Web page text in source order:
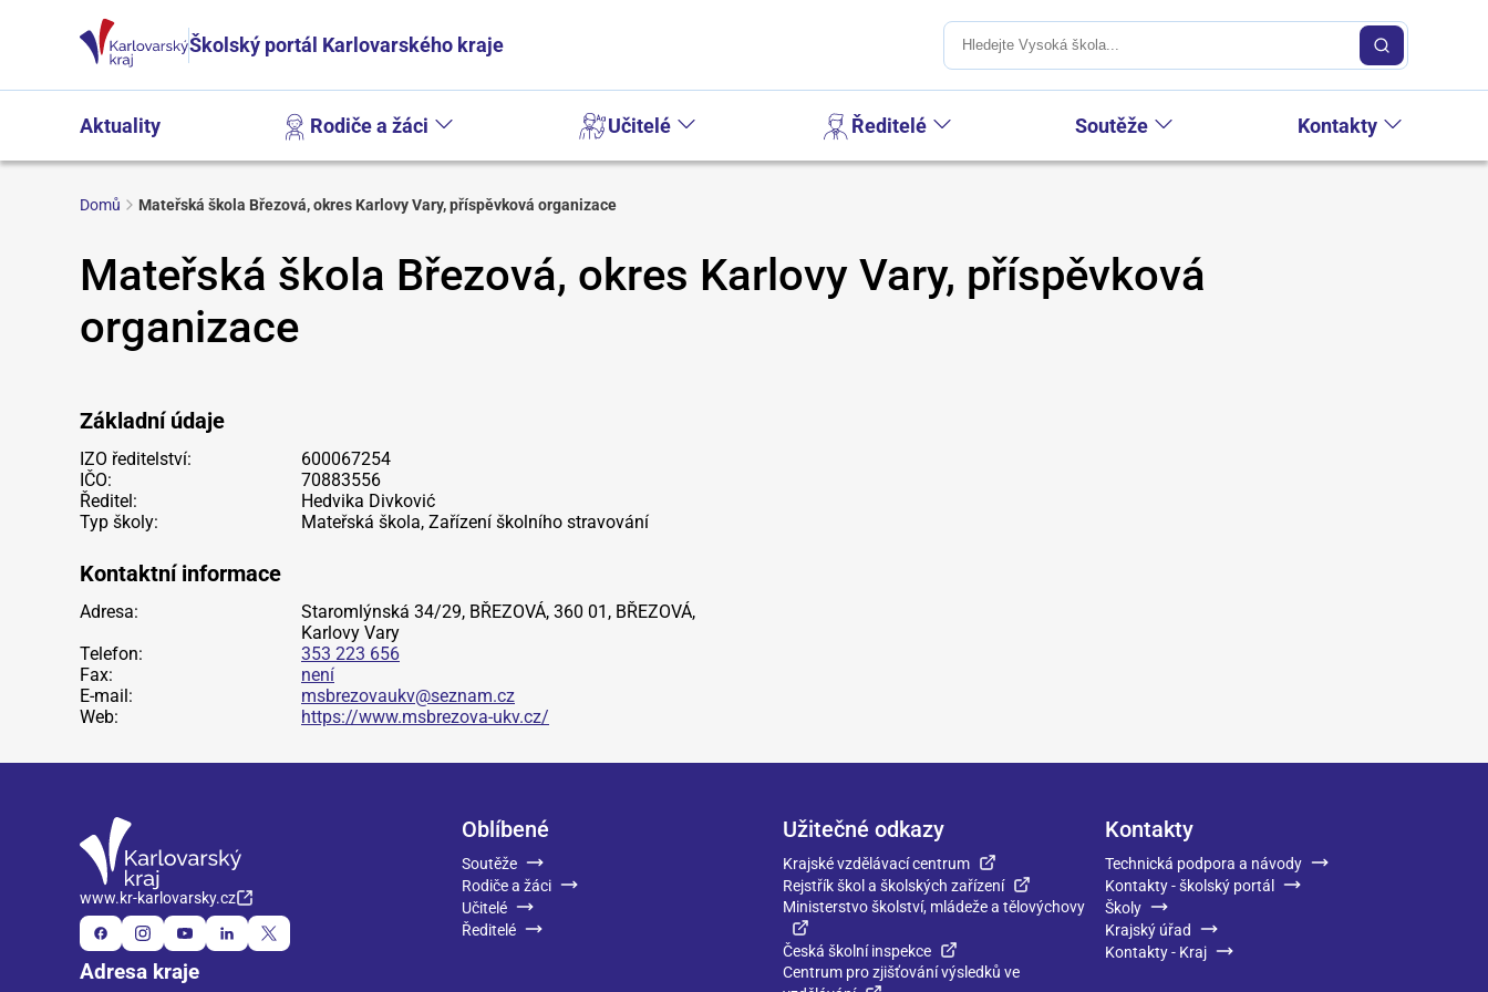
Školský portál Karlovarského kraje
Aktuality Rodiče a žáci Učitelé Ředitelé Soutěže Kontakty
Domů Mateřská škola Březová, okres Karlovy Vary, příspěvková organizace
Mateřská škola Březová, okres Karlovy Vary, příspěvková
organizace
Základní údaje
IZO ředitelství:
600067254
IČO:
70883556
Ředitel:
Hedvika Divković
Typ školy:
Mateřská škola, Zařízení školního stravování
Kontaktní informace
Adresa:
Staromlýnská 34/29, BŘEZOVÁ, 360 01, BŘEZOVÁ,
Karlovy Vary
Telefon:
353 223 656
Fax:
není
E-mail:
msbrezovaukv@seznam.cz
Web:
https://www.msbrezova-ukv.cz/
www.kr-karlovarsky.cz
Adresa kraje
Oblíbené
Soutěže
Rodiče a žáci
Učitelé
Ředitelé
Užitečné odkazy
Krajské vzdělávací centrum
Rejstřík škol a školských zařízení
Ministerstvo školství, mládeže a tělovýchovy
Česká školní inspekce
Centrum pro zjišťování výsledků ve
Kontakty
Technická podpora a návody
Kontakty - školský portál
Školy
Krajský úřad
Kontakty - Kraj